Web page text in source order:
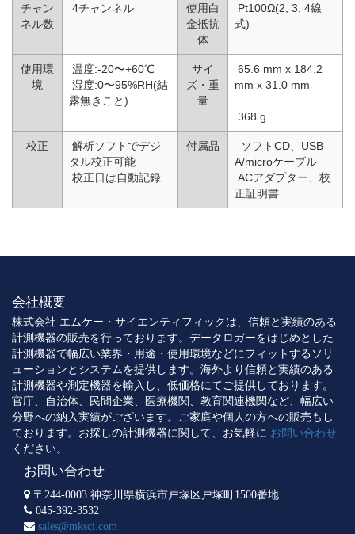
チャン
ネル数
4チャンネル
使用白
金抵抗
体
Pt100Ω(2, 3, 4線
式)
使用環
境
温度:-20〜+60℃
湿度:0〜95%RH(結
露無きこと)
サイ
ズ・重
量
65.6 mm x 184.2
mm x 31.0 mm
368 g
校正
解析ソフトでデジ
タル校正可能
校正日は自動記録
付属品
ソフトCD、USB-
A/microケーブル
ACアダプター、校
正証明書
会社概要
株式会社 エムケー・サイエンティフィックは、信頼と実績のある
計測機器の販売を行っております。データロガーをはじめとした
計測機器で幅広い業界・用途・使用環境などにフィットするソリ
ューションとシステムを提供します。海外より信頼と実績のある
計測機器や測定機器を輸入し、低価格にてご提供しております。
官庁、自治体、民間企業、医療機関、教育関連機関など、幅広い
分野への納入実績がございます。ご家庭や個人の方への販売もし
ております。お探しの計測機器に関して、お気軽に お問い合わせ
ください。
お問い合わせ
〒244-0003 神奈川県横浜市戸塚区戸塚町1500番地
045-392-3532
sales@mksci.com